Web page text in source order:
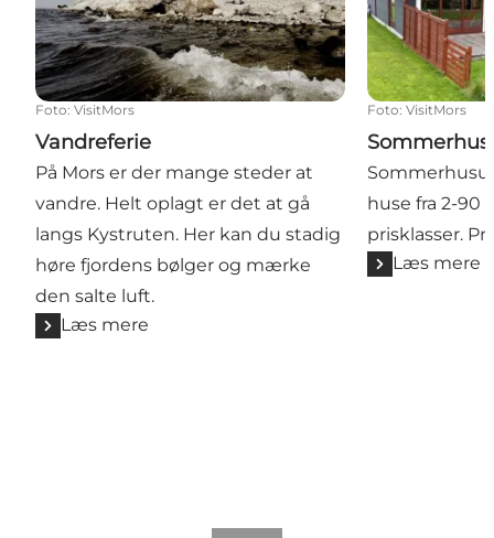
Foto: VisitMors
Vandreferie
På Mors er der mange steder at
vandre. Helt oplagt er det at gå
langs Kystruten. Her kan du stadig
høre fjordens bølger og mærke
den salte luft.
Læs mere
Foto: VisitMors
huse fra 2-90
prisklasser.
Læs mere